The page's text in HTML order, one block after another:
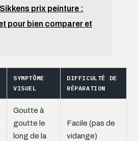
Sikkens prix peinture :
pour bien comparer et
SYMPTÔME
VISUEL
DIFFICULTÉ DE
RÉPARATION
Goutte à
goutte le
long de la
Facile (pas de
vidange)